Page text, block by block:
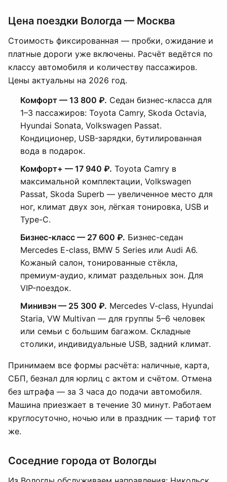
Цена поездки Вологда — Москва
Стоимость фиксированная — пробки, ожидание и
платные дороги уже включены. Расчёт ведётся по
классу автомобиля и количеству пассажиров.
Цены актуальны на 2026 год.
Комфорт — 13 800 ₽. Седан бизнес-класса для
1–3 пассажиров: Toyota Camry, Skoda Octavia,
Hyundai Sonata, Volkswagen Passat.
Кондиционер, USB-зарядки, бутилированная
вода в подарок.
Комфорт+ — 17 940 ₽. Toyota Camry в
максимальной комплектации, Volkswagen
Passat, Skoda Superb — увеличенное место для
ног, климат двух зон, лёгкая тонировка, USB и
Type-C.
Бизнес-класс — 27 600 ₽. Бизнес-седан
Mercedes E-class, BMW 5 Series или Audi A6.
Кожаный салон, тонированные стёкла,
премиум-аудио, климат раздельных зон. Для
VIP-поездок.
Минивэн — 25 300 ₽. Mercedes V-class, Hyundai
Staria, VW Multivan — для группы 5–6 человек
или семьи с большим багажом. Складные
столики, индивидуальные USB, задний климат.
Принимаем все формы расчёта: наличные, карта,
СБП, безнал для юрлиц с актом и счётом. Отмена
без штрафа — за 3 часа до подачи автомобиля.
Машина приезжает в течение 30 минут. Работаем
круглосуточно, ночью или в праздник — тариф тот
же.
Соседние города от Вологды